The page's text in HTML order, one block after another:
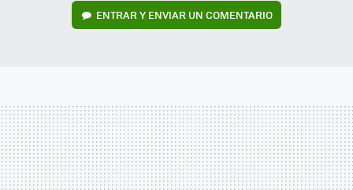
ENTRAR Y ENVIAR UN COMENTARIO